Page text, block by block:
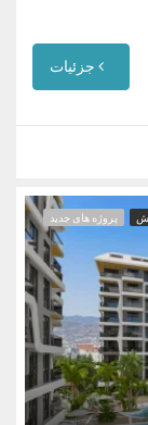
پروژه های جدید